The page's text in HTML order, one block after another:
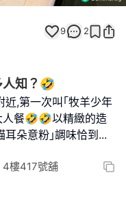
9 2
人知？🤣
近,第一次叫｢牧羊少年
人餐🤣🤣以精緻的造
朵意粉｣調味恰到 ...
4樓417號舖